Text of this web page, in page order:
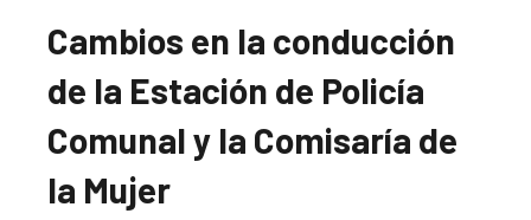
Cambios en la conducción
de la Estación de Policía
Comunal y la Comisaría de
la Mujer